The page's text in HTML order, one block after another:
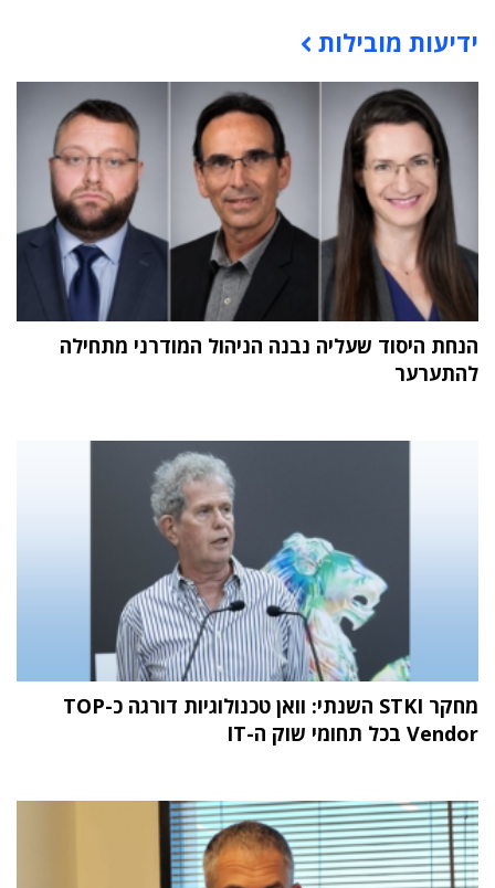
תוכן פרסומי
ידיעות מובילות
הנחת היסוד שעליה נבנה הניהול המודרני מתחילה
להתערער
מחקר STKI השנתי: וואן טכנולוגיות דורגה כ-TOP
Vendor בכל תחומי שוק ה-IT